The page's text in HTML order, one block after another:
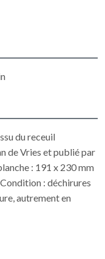
du receuil
de Vries et publié par
: 191 x 230 mm
: déchirures
autrement en